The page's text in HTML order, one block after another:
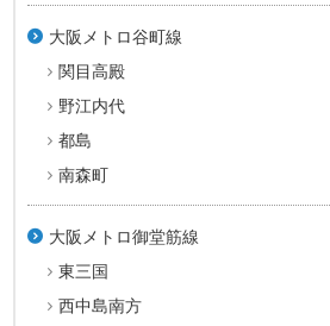
大阪メトロ谷町線
関目高殿
野江内代
都島
南森町
大阪メトロ御堂筋線
東三国
西中島南方